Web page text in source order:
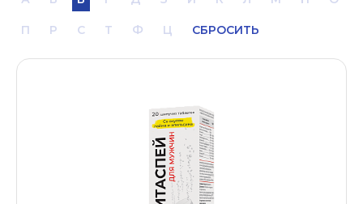
П Р С Т Ф Ц СБРОСИТЬ